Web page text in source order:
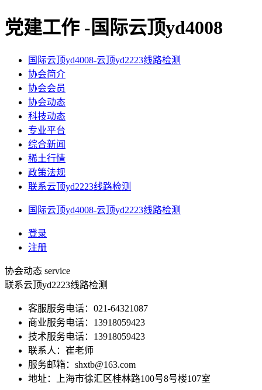
党建工作 -国际云顶yd4008
国际云顶yd4008-云顶yd2223线路检测
协会简介
协会会员
协会动态
科技动态
专业平台
综合新闻
稀土行情
政策法规
联系云顶yd2223线路检测
国际云顶yd4008-云顶yd2223线路检测
登录
注册
协会动态 service
联系云顶yd2223线路检测
客服服务电话：021-64321087
商业服务电话：13918059423
技术服务电话：13918059423
联系人：崔老师
服务邮箱： shxtb@163.com
地址：上海市徐汇区桂林路100号8号楼107室